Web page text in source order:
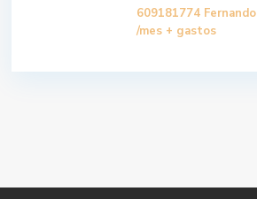
609181774 Fernando
/mes + gastos